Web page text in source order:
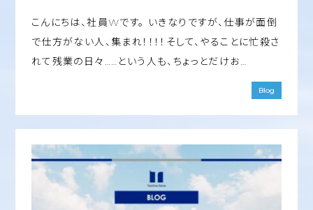
こんにちは、社員Wです。 いきなりですが、仕事が面倒
で仕方がない人、集まれ！！！！そして、やることに忙殺さ
れて残業の日々……という人も、ちょっとだけお…
Blog